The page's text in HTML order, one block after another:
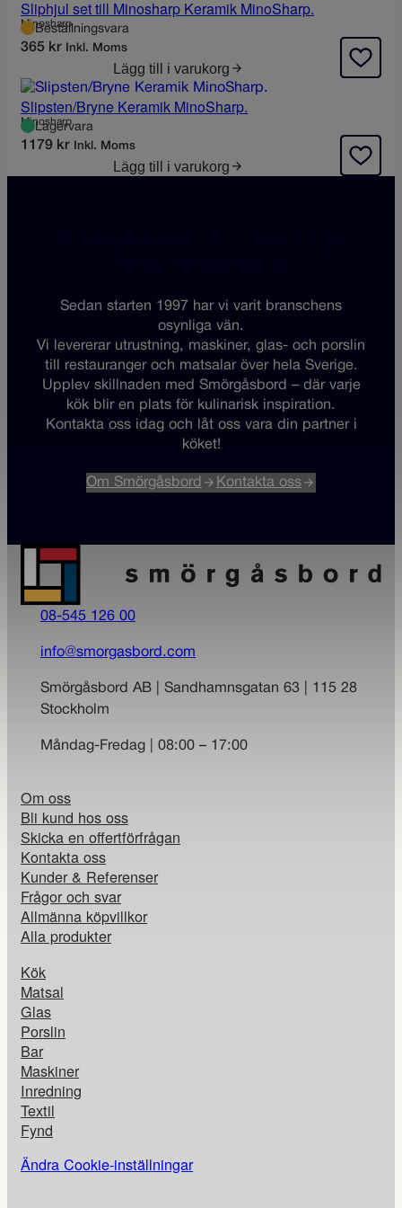
Sliphjul set till Minosharp Keramik MinoSharp.
Minosharp
Beställningsvara
365 kr Inkl. Moms
Lägg till i varukorg
Slipsten/Bryne Keramik MinoSharp.
Minosharp
Lagervara
1179 kr Inkl. Moms
Lägg till i varukorg
Sedan starten 1997 har vi varit branschens
osynliga vän.
Vi levererar utrustning, maskiner, glas- och porslin
till restauranger och matsalar över hela Sverige.
Upplev skillnaden med Smörgåsbord – där varje
kök blir en plats för kulinarisk inspiration.
Kontakta oss idag och låt oss vara din partner i
köket!
Om Smörgåsbord Kontakta oss
08-545 126 00
info@smorgasbord.com
Smörgåsbord AB | Sandhamnsgatan 63 | 115 28
Stockholm
Måndag-Fredag | 08:00 – 17:00
Om oss
Bli kund hos oss
Skicka en offertförfrågan
Kontakta oss
Kunder & Referenser
Frågor och svar
Allmänna köpvillkor
Alla produkter
Kök
Matsal
Glas
Porslin
Bar
Maskiner
Inredning
Textil
Fynd
Ändra Cookie-inställningar